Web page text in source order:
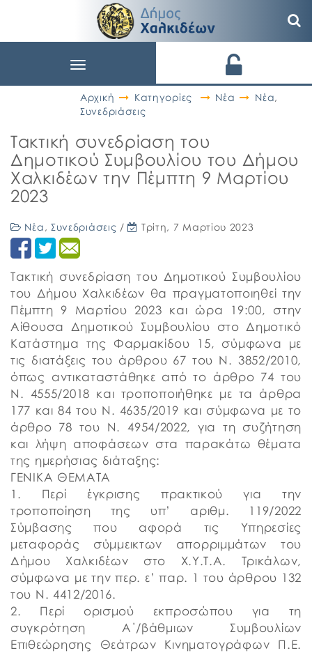
Toggle
Αρχική
Κατηγορίες Νέα Νέα,
Συνεδριάσεις
Τακτική συνεδρίαση του
Δημοτικού Συμβουλίου του Δήμου
Χαλκιδέων την Πέμπτη 9 Μαρτίου
2023
Νέα , Συνεδριάσεις / Τρίτη, 7 Μαρτίου 2023
Τακτική συνεδρίαση του Δημοτικού Συμβουλίου
του Δήμου Χαλκιδέων θα πραγματοποιηθεί την
Πέμπτη 9 Μαρτίου 2023 και ώρα 19:00, στην
Αίθουσα Δημοτικού Συμβουλίου στο Δημοτικό
Κατάστημα της Φαρμακίδου 15, σύμφωνα με
τις διατάξεις του άρθρου 67 του Ν. 3852/2010,
όπως αντικαταστάθηκε από το άρθρο 74 του
Ν. 4555/2018 και τροποποιήθηκε με τα άρθρα
177 και 84 του Ν. 4635/2019 και σύμφωνα με το
άρθρο 78 του Ν. 4954/2022, για τη συζήτηση
και λήψη αποφάσεων στα παρακάτω θέματα
της ημερήσιας διάταξης:
ΓΕΝΙΚΑ ΘΕΜΑΤΑ
1. Περί έγκρισης πρακτικού για την
τροποποίηση της υπ’ αριθμ. 119/2022
Σύμβασης που αφορά τις Υπηρεσίες
μεταφοράς σύμμεικτων απορριμμάτων του
Δήμου Χαλκιδέων στο Χ.Υ.Τ.Α. Τρικάλων,
σύμφωνα με την περ. ε’ παρ. 1 του άρθρου 132
του Ν. 4412/2016.
2. Περί ορισμού εκπροσώπου για τη
συγκρότηση Α΄/βάθμιων Συμβουλίων
Επιθεώρησης Θεάτρων Κινηματογράφων Π.Ε.